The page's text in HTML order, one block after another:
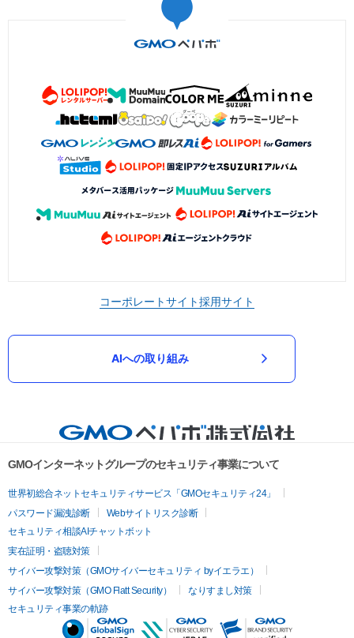
コーポレートサイト採用サイト
AIへの取り組み
GMOインターネットグループのセキュリティ事業について
世界初総合ネットセキュリティサービス「GMOセキュリティ24」
パスワード漏洩診断
Webサイトリスク診断
セキュリティ相談AIチャットボット
実在証明・盗聴対策
サイバー攻撃対策（GMOサイバーセキュリティ byイエラエ）
サイバー攻撃対策（GMO Flatt Security）
なりすまし対策
セキュリティ事業の軌跡